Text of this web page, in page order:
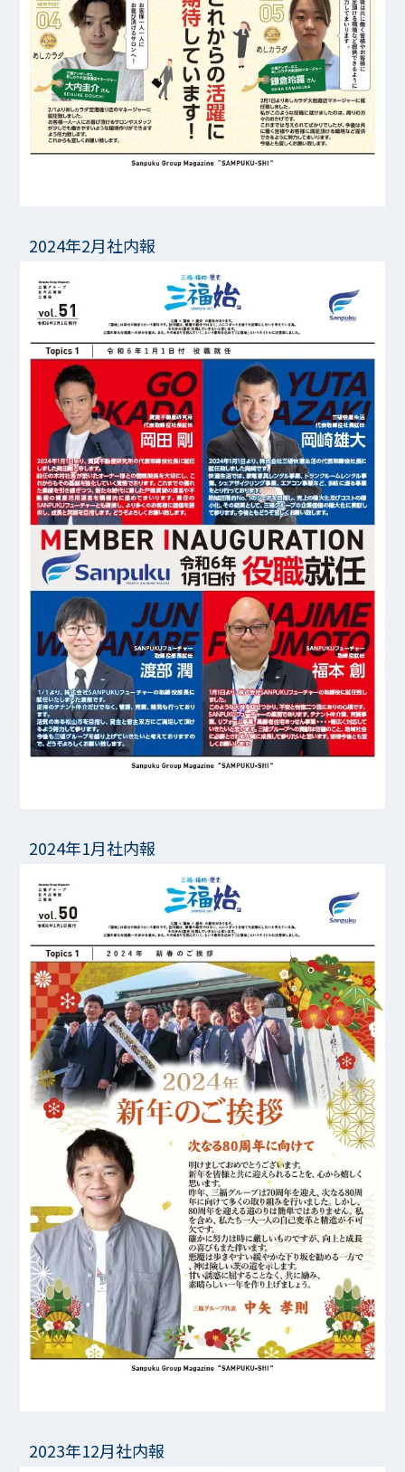
2024年2月社内報
2024年1月社内報
2023年12月社内報